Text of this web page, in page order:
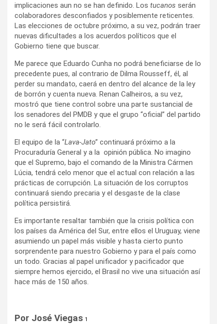
implicaciones aun no se han definido. Los tucanos serán
colaboradores desconfiados y posiblemente reticentes.
Las elecciones de octubre próximo, a su vez, podrán traer
nuevas dificultades a los acuerdos políticos que el
Gobierno tiene que buscar.
Me parece que Eduardo Cunha no podrá beneficiarse de lo
precedente pues, al contrario de Dilma Rousseff, él, al
perder su mandato, caerá en dentro del alcance de la ley
de borrón y cuenta nueva. Renan Calheiros, a su vez,
mostró que tiene control sobre una parte sustancial de
los senadores del PMDB y que el grupo “oficial” del partido
no le será fácil controlarlo.
El equipo de la “Lava-Jato” continuará próximo a la
Procuraduría General y a la opinión pública. No imagino
que el Supremo, bajo el comando de la Ministra Cármen
Lúcia, tendrá celo menor que el actual con relación a las
prácticas de corrupción. La situación de los corruptos
continuará siendo precaria y el desgaste de la clase
política persistirá.
Es importante resaltar también que la crisis política con
los países da América del Sur, entre ellos el Uruguay, viene
asumiendo un papel más visible y hasta cierto punto
sorprendente para nuestro Gobierno y para el país como
un todo. Gracias al papel unificador y pacificador que
siempre hemos ejercido, el Brasil no vive una situación así
hace más de 150 años.
Por José Viegas 1